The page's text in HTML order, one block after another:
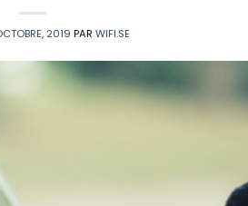
2019 PAR WIFI.SE